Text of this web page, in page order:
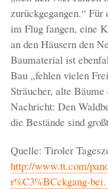
zurückgegangen.“
im Flug fangen, eine
an den Häusern den
Baumaterial ist
Bau „fehlen vielen
Sträucher, alte
Nachricht: Den
die Bestände sind
Quelle: Tiroler
http://www.tt.com/
r%C3%BCckgang-